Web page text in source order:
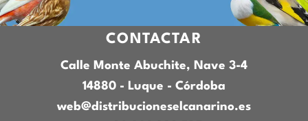
CONTACTAR
Calle Monte Abuchite, Nave 3-4
14880 - Luque - Córdoba
web@distribucioneselcanarino.es